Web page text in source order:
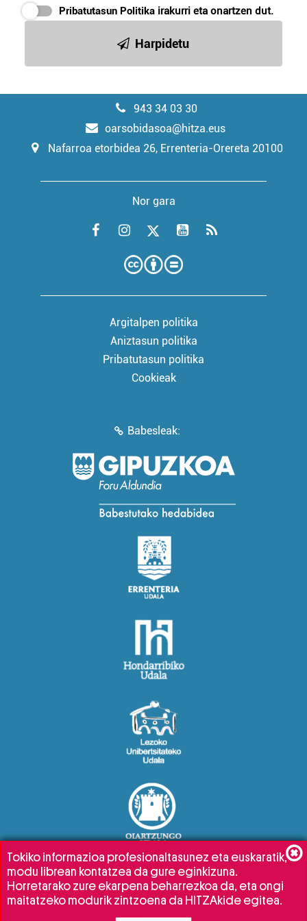
Pribatutasun Politika irakurri eta onartzen dut.
Harpidetu
943 34 03 30
oarsobidasoa@hitza.eus
Nafarroa etorbidea 26, Errenteria-Orereta 20100
Nor gara
Argitalpen politika
Aniztasun politika
Pribatutasun politika
Cookieak
Babesleak:
Tokiko informazioa profesionaltasunez eta euskaratik,
modu librean kontatzea da gure eginkizuna.
Horretarako zure ekarpena beharrezkoa da, eta ongi
maitatzeko modurik zintzoena da HITZAkide egitea.